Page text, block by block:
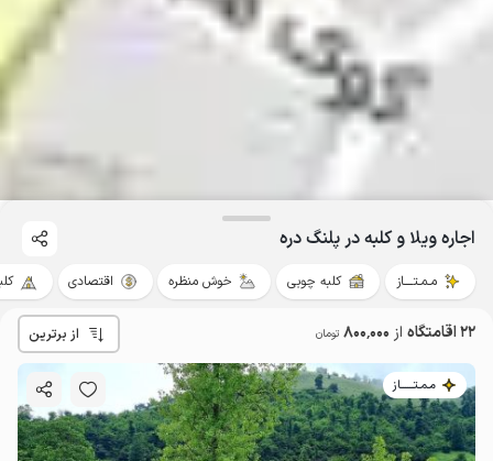
اجاره ویلا و کلبه در پلنگ دره
مـمـتــــاز کلبه چوبی خوش منظره اقتصادی
22 اقامتگاه از 800٬000 تومان از برترین
مـمـتــــــاز